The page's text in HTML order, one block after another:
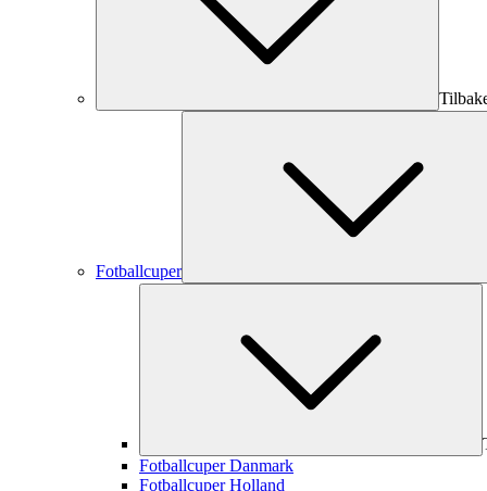
Fotballcuper
Fotballcuper Danmark
Fotballcuper Holland